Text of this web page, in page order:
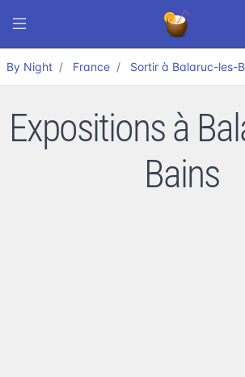
By Night France Sortir à Balaruc-les-
Expositions à
Bains